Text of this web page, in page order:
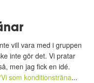
vill vara med i gruppen
inte gör det. Vi pratar
men jag fick en idé.
som konditionsträna...